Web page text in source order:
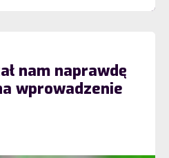
nam naprawdę
wprowadzenie